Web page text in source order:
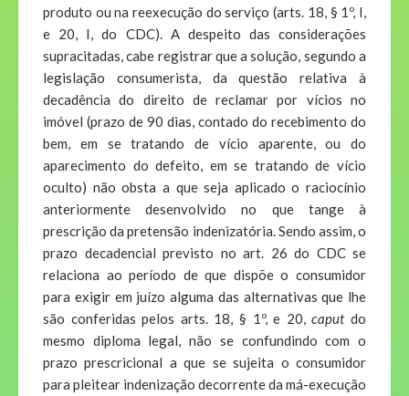
produto ou na reexecução do serviço (arts. 18, § 1º, I,
e 20, I, do CDC). A despeito das considerações
supracitadas, cabe registrar que a solução, segundo a
legislação consumerista, da questão relativa à
decadência do direito de reclamar por vícios no
imóvel (prazo de 90 dias, contado do recebimento do
bem, em se tratando de vício aparente, ou do
aparecimento do defeito, em se tratando de vício
oculto) não obsta a que seja aplicado o raciocínio
anteriormente desenvolvido no que tange à
prescrição da pretensão indenizatória. Sendo assim, o
prazo decadencial previsto no art. 26 do CDC se
relaciona ao período de que dispõe o consumidor
para exigir em juízo alguma das alternativas que lhe
são conferidas pelos arts. 18, § 1º, e 20,caputdo
mesmo diploma legal, não se confundindo com o
prazo prescricional a que se sujeita o consumidor
para pleitear indenização decorrente da má-execução